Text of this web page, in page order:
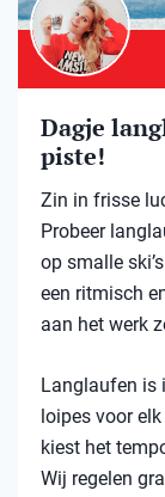
Dagje
piste!
Zin in frisse
Probeer
op smalle
een ritmisch
aan het werk
Langlaufen is
loipes voor
kiest het
Wij regelen